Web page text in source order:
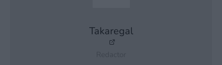
Takaregal